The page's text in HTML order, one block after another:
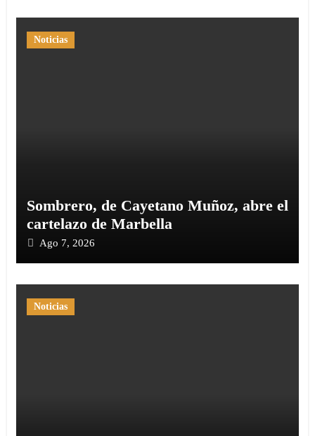
Noticias
Sombrero, de Cayetano Muñoz, abre el
cartelazo de Marbella
Ago 7, 2026
Noticias